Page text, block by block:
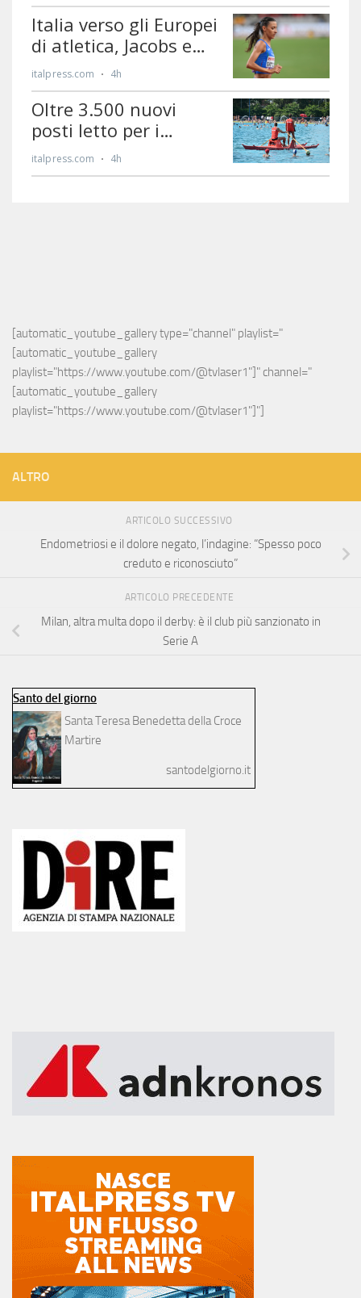
[automatic_youtube_gallery type="channel" playlist="
[automatic_youtube_gallery
playlist="https://www.youtube.com/@tvlaser1"]" channel="
[automatic_youtube_gallery
playlist="https://www.youtube.com/@tvlaser1"]"]
ALTRO
ARTICOLO SUCCESSIVO
Endometriosi e il dolore negato, l’indagine: “Spesso poco
creduto e riconosciuto”
ARTICOLO PRECEDENTE
Milan, altra multa dopo il derby: è il club più sanzionato in
Serie A
Santo del giorno
Santa Teresa Benedetta della Croce
Martire
santodelgiorno.it